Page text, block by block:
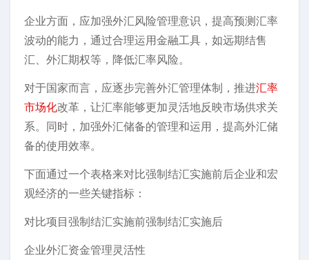
企业方面，应加强外汇风险管理意识，提高预测汇率
波动的能力，通过合理运用金融工具，如远期结售
汇、外汇期权等，降低汇率风险。
对于国家而言，应逐步完善外汇管理体制，推进汇率
市场化改革，让汇率能够更加灵活地反映市场供求关
系。同时，加强外汇储备的管理和运用，提高外汇储
备的使用效率。
下面通过一个表格来对比强制结汇实施前后企业和宏
观经济的一些关键指标：
对比项目强制结汇实施前强制结汇实施后
企业外汇资金管理灵活性